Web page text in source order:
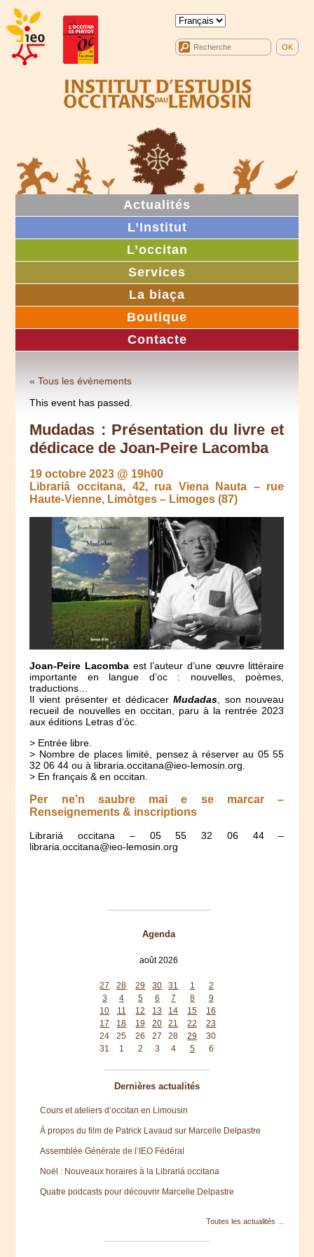
Actualités
L’Institut
L’occitan
Services
La biaça
Boutique
Contacte
« Tous les évènements
This event has passed.
Mudadas : Présentation du livre et
dédicace de Joan-Peire Lacomba
19 octobre 2023 @ 19h00
Librariá occitana, 42, rua Viena Nauta – rue
Haute-Vienne, Limòtges – Limoges (87)
Joan-Peire Lacomba est l’auteur d’une œuvre littéraire
importante en langue d’oc : nouvelles, poèmes,
traductions…
Il vient présenter et dédicacerMudadas , son nouveau
recueil de nouvelles en occitan, paru à la rentrée 2023
aux éditions Letras d’òc.
> Entrée libre.
> Nombre de places limité, pensez à réserver au 05 55
32 06 44 ou à libraria.occitana@ieo-lemosin.org.
> En français & en occitan.
Per ne’n saubre mai e se marcar –
Renseignements & inscriptions
Librariá occitana – 05 55 32 06 44 –
libraria.occitana@ieo-lemosin.org
Agenda
août 2026
27
28 29 30 31 1
2
3
4 5 6 7 8
9
10
11 12 13 14 15
16
17
18 19 20 21 22
23
24
25 26 27 28 29
30
31
1 2 3 4 5 6
Dernières actualités
Cours et ateliers d’occitan en Limousin
À propos du film de Patrick Lavaud sur Marcelle Delpastre
Assemblée Générale de l’IEO Fédéral
Noël : Nouveaux horaires à la Librariá occitana
Quatre podcasts pour découvrir Marcelle Delpastre
Toutes les actualités ...